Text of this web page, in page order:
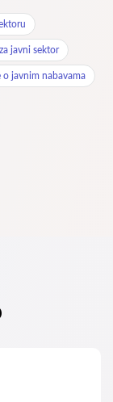
javni sektor
o javnim nabavama